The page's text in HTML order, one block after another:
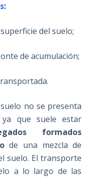
:
del suelo;
de acumulación;
no se presenta
ya que suele estar
formados
de una mezcla de
suelo. El transporte
a lo largo de las